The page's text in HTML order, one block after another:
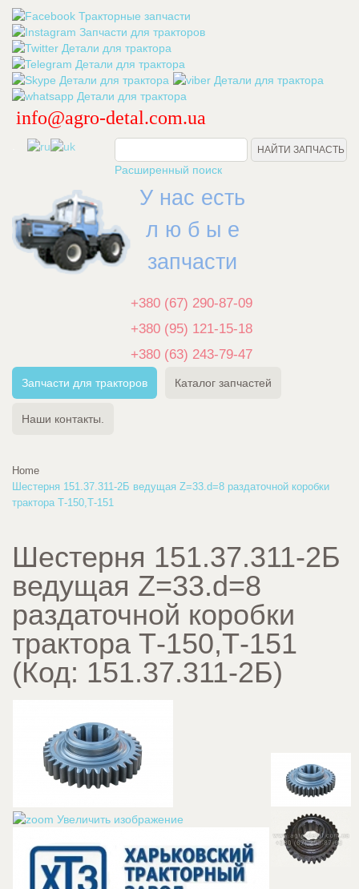
info@agro-detal.com.ua
Расширенный поиск
У нас есть
л ю б ы е
запчасти
+380 (67) 290-87-09
+380 (95) 121-15-18
+380 (63) 243-79-47
Запчасти для тракторов Каталог запчастей
Наши контакты.
Home
Шестерня 151.37.311-2Б ведущая Z=33.d=8 раздаточной коробки
трактора Т-150,Т-151
Шестерня 151.37.311-2Б
ведущая Z=33.d=8
раздаточной коробки
трактора Т-150,Т-151
(Код: 151.37.311-2Б)
Увеличить изображение